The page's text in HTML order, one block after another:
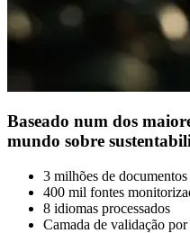
Baseado num dos
mundo sobre
3 milhões de
400 mil fontes
8 idiomas processados
Camada de validação